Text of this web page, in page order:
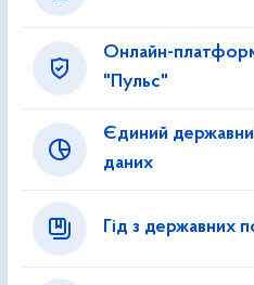
Онлайн-
"Пульс"
Єдиний
даних
Гід з державних